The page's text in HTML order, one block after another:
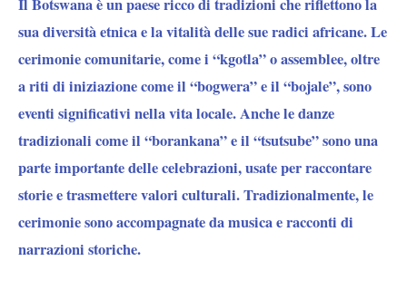
Il Botswana è un paese ricco di tradizioni che riflettono la
sua diversità etnica e la vitalità delle sue radici africane. Le
cerimonie comunitarie, come i “kgotla” o assemblee, oltre
a riti di iniziazione come il “bogwera” e il “bojale”, sono
eventi significativi nella vita locale. Anche le danze
tradizionali come il “borankana” e il “tsutsube” sono una
parte importante delle celebrazioni, usate per raccontare
storie e trasmettere valori culturali. Tradizionalmente, le
cerimonie sono accompagnate da musica e racconti di
narrazioni storiche.